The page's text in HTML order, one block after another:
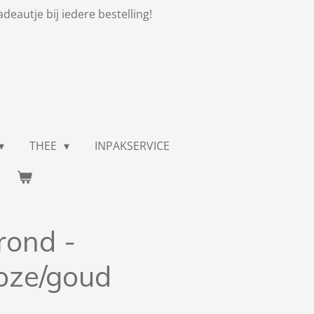
bij iedere bestelling!
THEE INPAKSERVICE
-
goud